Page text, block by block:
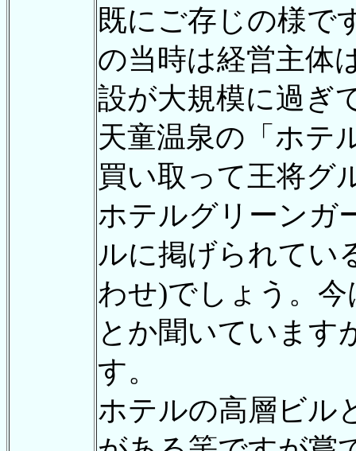
既にご存じの様で
の当時は経営主体
設が大規模に過ぎ
天童温泉の「ホテ
買い取って王将グ
ホテルグリーンガ
ルに掲げられてい
わせ)でしょう。
とか聞いています
す。
ホテルの高層ビル